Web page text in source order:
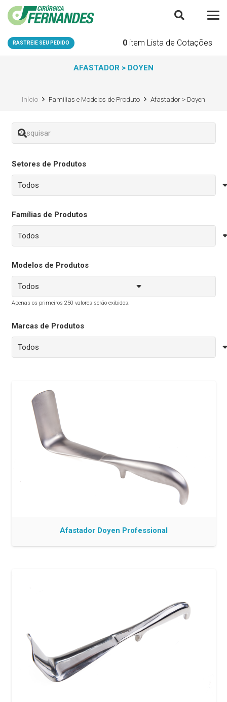
RASTREIE SEU PEDIDO 0 item Lista de Cotações
AFASTADOR > DOYEN
Início Famílias e Modelos de Produto Afastador > Doyen
Setores de Produtos
Famílias de Produtos
Modelos de Produtos
Apenas os primeiros 250 valores serão exibidos.
Marcas de Produtos
Afastador Doyen Professional